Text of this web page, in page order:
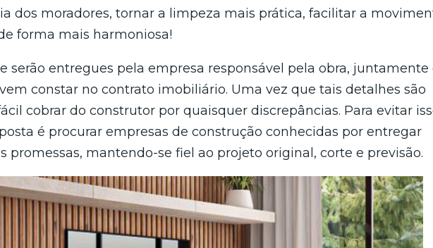
dos moradores, tornar a limpeza mais prática, facilitar a
forma mais harmoniosa!
serão entregues pela empresa responsável pela obra, juntamente
constar no contrato imobiliário. Uma vez que tais detalhes são
cobrar do construtor por quaisquer discrepâncias. Para evitar
é procurar empresas de construção conhecidas por entregar
promessas, mantendo-se fiel ao projeto original, corte e previsão.